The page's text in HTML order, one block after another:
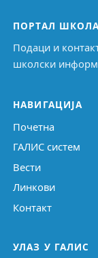
ПОРТАЛ ШКОЛА
Подаци и
школски
НАВИГАЦИЈА
Почетна
ГАЛИС систем
Вести
Линкови
Контакт
УЛАЗ У ГАЛИС